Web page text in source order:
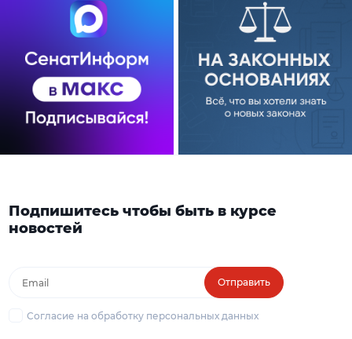
Подпишитесь чтобы быть в курсе
новостей
Отправить
Согласие на обработку персональных данных